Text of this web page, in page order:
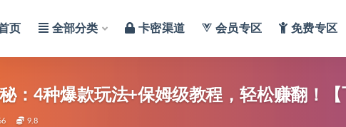
页 全部分类 卡密渠道 会员专区 免费专区
：4种爆款玩法+保姆级教程，轻松赚翻！【
9.8